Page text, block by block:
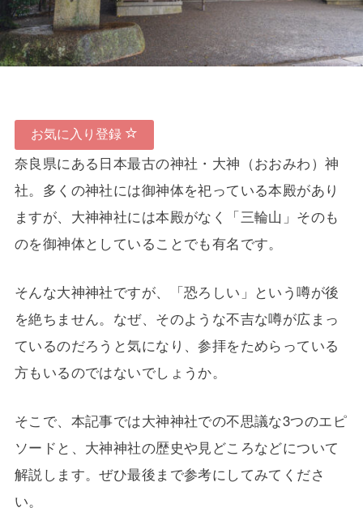
お気に入り登録
奈良県にある日本最古の神社・大神（おおみわ）神
社。多くの神社には御神体を祀っている本殿があり
ますが、大神神社には本殿がなく「三輪山」そのも
のを御神体としていることでも有名です。
そんな大神神社ですが、「恐ろしい」という噂が後
を絶ちません。なぜ、そのような不吉な噂が広まっ
ているのだろうと気になり、参拝をためらっている
方もいるのではないでしょうか。
そこで、本記事では大神神社での不思議な3つのエピ
ソードと、大神神社の歴史や見どころなどについて
解説します。ぜひ最後まで参考にしてみてくださ
い。